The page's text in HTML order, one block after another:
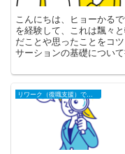
こんにちは、ヒョーかる
を経験して、これは飄々
だことや思ったことをコ
サーションの基礎につい
リワーク（復職支援）での学び